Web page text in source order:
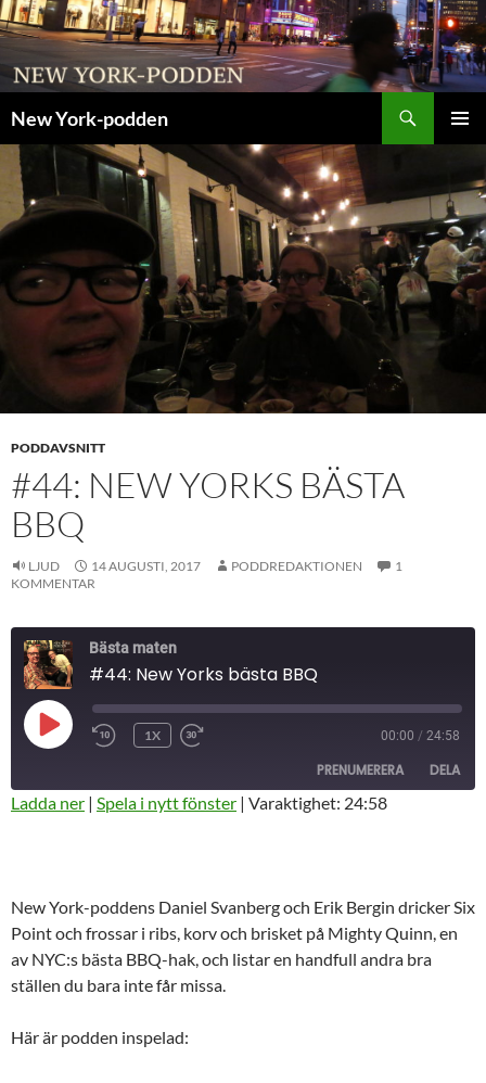
New York-podden
TILL
INNEHÅLL
PODDAVSNITT
#44: NEW YORKS BÄSTA
BBQ
LJUD 14 AUGUSTI, 2017 PODDREDAKTIONEN
1
KOMMENTAR
Bästa maten
#44: New Yorks bästa BBQ
SPELA
UPP
HOPPA
SEKUNDER
1X
SEKUNDER
00:00 / 24:58
PRENUMERERA DELA
BÄDDA IN
Ladda ner | Spela i nytt fönster | Varaktighet: 24:58
New York-poddens Daniel Svanberg och Erik Bergin dricker Six
Point och frossar i ribs, korv och brisket på Mighty Quinn, en
av NYC:s bästa BBQ-hak, och listar en handfull andra bra
ställen du bara inte får missa.
Här är podden inspelad: